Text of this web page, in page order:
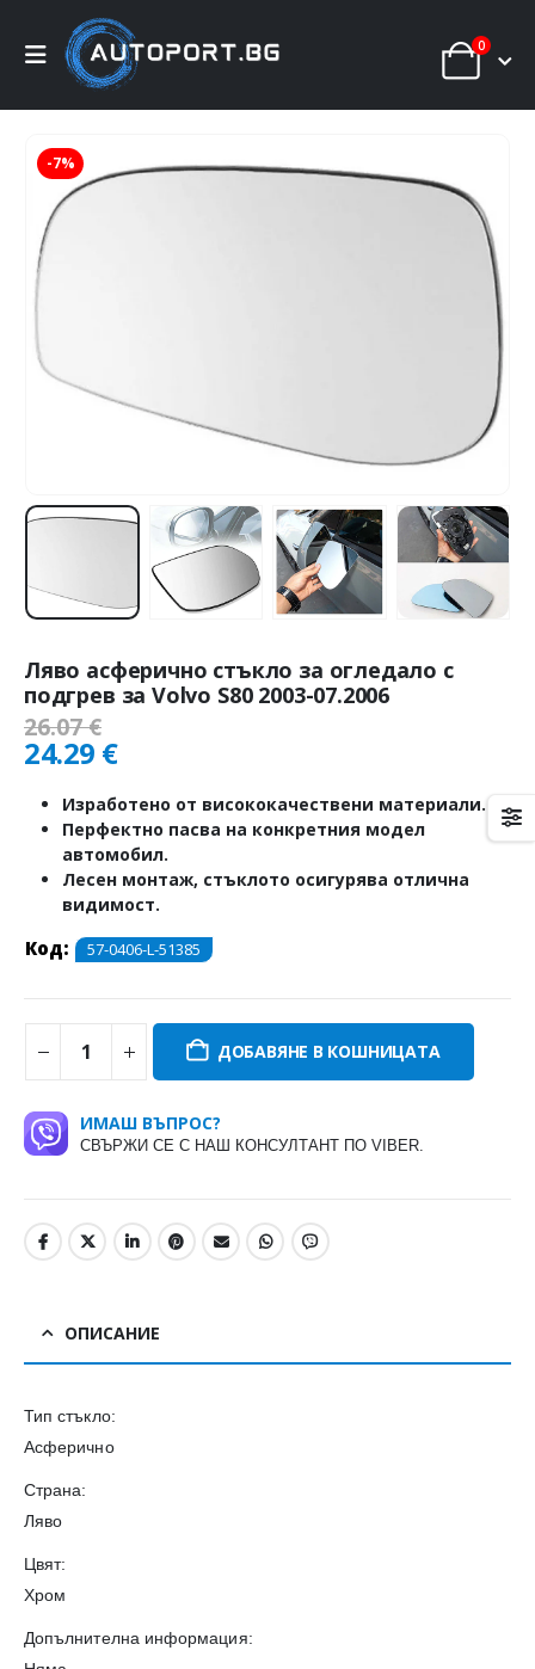
0
-7%
Ляво асферично стъкло за огледало с
подгрев за Volvo S80 2003-07.2006
26.07€
24.29 €
Изработено от висококачествени материали.
Перфектно пасва на конкретния модел
автомобил.
Лесен монтаж, стъклото осигурява отлична
видимост.
Код: 57-0406-L-51385
ДОБАВЯНЕ В КОШНИЦАТА
ИМАШ ВЪПРОС?
СВЪРЖИ СЕ С НАШ КОНСУЛТАНТ ПО VIBER.
ОПИСАНИЕ
Тип стъкло:
Асферично
Страна:
Ляво
Цвят:
Хром
Допълнителна информация: